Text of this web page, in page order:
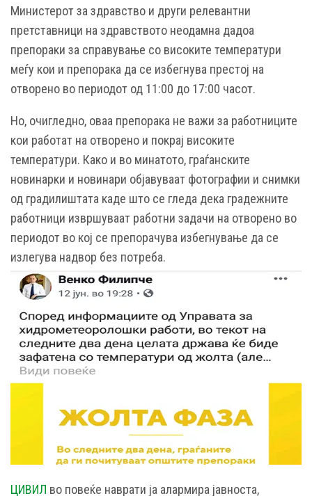
Mинистерот за здравство и други релевантни
претставници на здравството неодамна дадоа
препораки за справување со високите температури
меѓу кои и препорака да се избегнува престој на
отворено во периодот од 11:00 до 17:00 часот.
Но, очигледно, оваа препорака не важи за работниците
кои работат на отворено и покрај високите
температури. Како и во минатото, граѓанските
новинарки и новинари објавуваат фотографии и снимки
од градилиштата каде што се гледа дека градежните
работници извршуваат работни задачи на отворено во
периодот во кој се препорачува избегнување да се
излегува надвор без потреба.
ЦИВИЛ во повеќе наврати ја алармира јавноста,